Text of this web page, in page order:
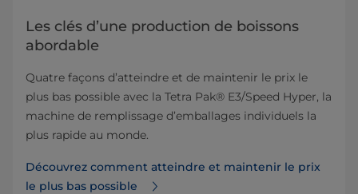
Les clés d’une production de boissons
abordable
Quatre façons d’atteindre et de maintenir le prix le
plus bas possible avec la Tetra Pak® E3/Speed Hyper, la
machine de remplissage d’emballages individuels la
plus rapide au monde.
Découvrez comment atteindre et maintenir le prix
le plus bas possible